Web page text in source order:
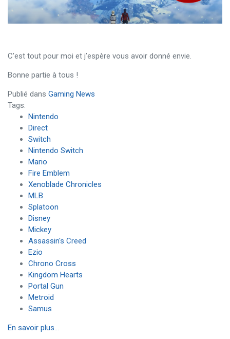
C’est tout pour moi et j’espère vous avoir donné envie.
Bonne partie à tous !
Publié dans Gaming News
Tags:
Nintendo
Direct
Switch
Nintendo Switch
Mario
Fire Emblem
Xenoblade Chronicles
MLB
Splatoon
Disney
Mickey
Assassin's Creed
Ezio
Chrono Cross
Kingdom Hearts
Portal Gun
Metroid
Samus
En savoir plus...